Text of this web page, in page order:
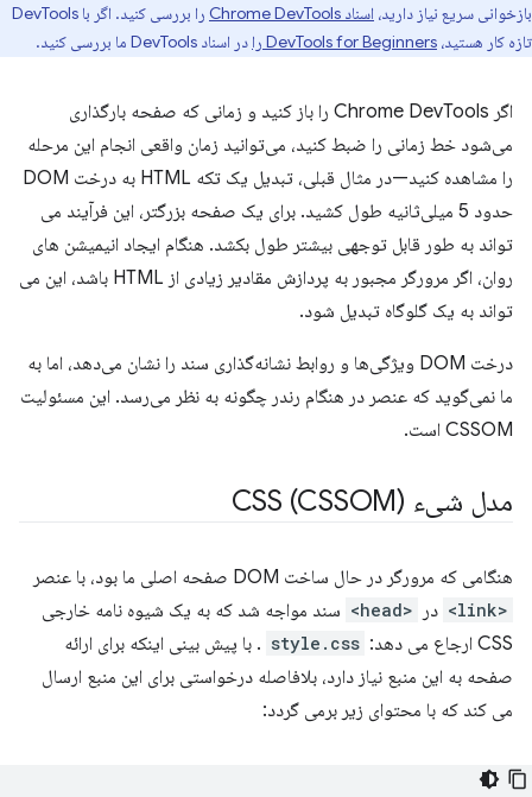
بازخوانی سریع نیاز دارید، اسناد Chrome DevTools
را بررسی کنید. اگر با DevTools
تازه کار هستید، DevTools for Beginners را در اسناد DevTools ما بررسی کنید.
اگر Chrome DevTools را باز کنید و زمانی که صفحه بارگذاری
می‌شود خط زمانی را ضبط کنید، می‌توانید زمان واقعی انجام این مرحله
را مشاهده کنید—در مثال قبلی، تبدیل یک تکه HTML به درخت DOM
حدود 5 میلی‌ثانیه طول کشید. برای یک صفحه بزرگتر، این فرآیند می
تواند به طور قابل توجهی بیشتر طول بکشد. هنگام ایجاد انیمیشن های
روان، اگر مرورگر مجبور به پردازش مقادیر زیادی از HTML باشد، این می
تواند به یک گلوگاه تبدیل شود.
درخت DOM ویژگی‌ها و روابط نشانه‌گذاری سند را نشان می‌دهد، اما به
ما نمی‌گوید که عنصر در هنگام رندر چگونه به نظر می‌رسد. این مسئولیت
CSSOM است.
مدل شیء CSS (CSSOM)
هنگامی که مرورگر در حال ساخت DOM صفحه اصلی ما بود، با عنصر
<link> در <head>
سند مواجه شد که به یک شیوه نامه خارجی
CSS ارجاع می دهد:
style.css . با پیش بینی اینکه برای ارائه
صفحه به این منبع نیاز دارد، بلافاصله درخواستی برای این منبع ارسال
می کند که با محتوای زیر برمی گردد: